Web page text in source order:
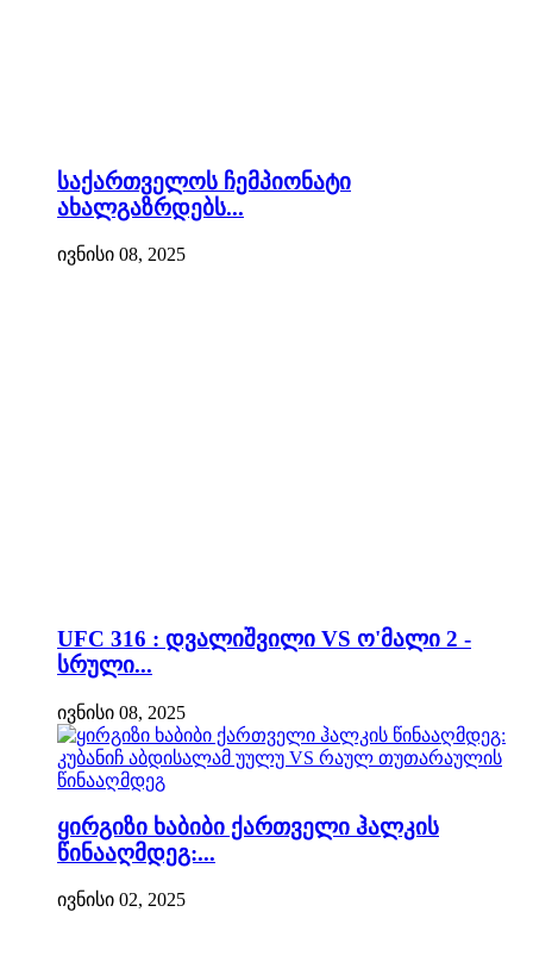
საქართველოს ჩემპიონატი
ახალგაზრდებს...
ივნისი 08, 2025
UFC 316 : დვალიშვილი VS ო'მალი 2 -
სრული...
ივნისი 08, 2025
ყირგიზი ხაბიბი ქართველი ჰალკის
წინააღმდეგ:...
ივნისი 02, 2025